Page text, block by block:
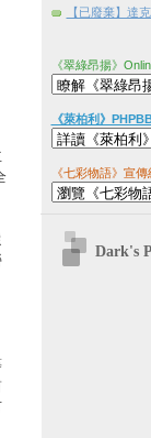
【已廢棄】達
《翠綠昂揚》
《萊柏利》
《七彩物語》宣傳
Dark's